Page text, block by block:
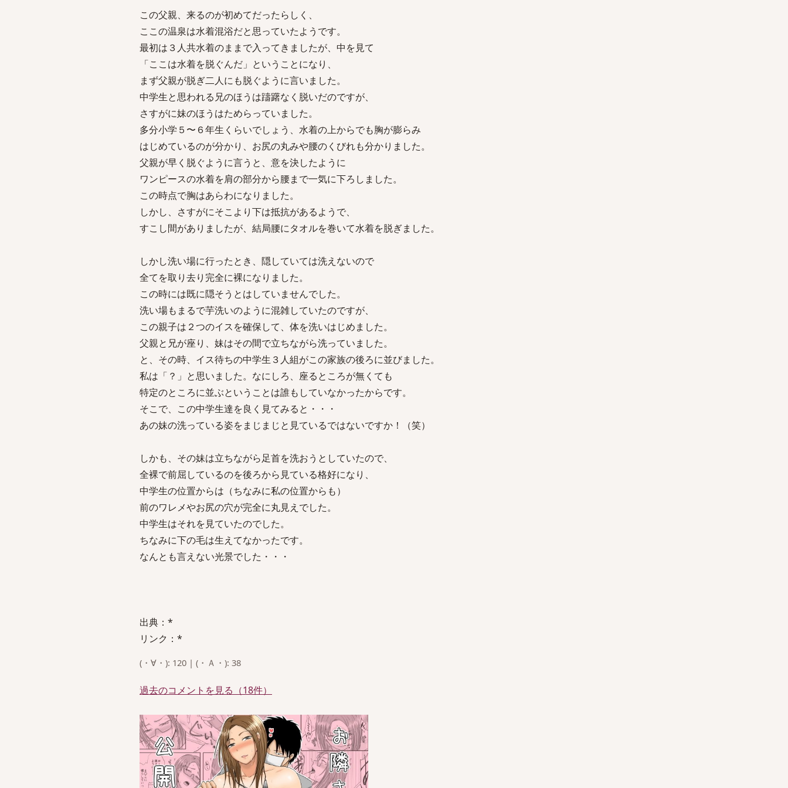
この父親、来るのが初めてだったらしく、
ここの温泉は水着混浴だと思っていたようです。
最初は３人共水着のままで入ってきましたが、中を見て
「ここは水着を脱ぐんだ」ということになり、
まず父親が脱ぎ二人にも脱ぐように言いました。
中学生と思われる兄のほうは躊躇なく脱いだのですが、
さすがに妹のほうはためらっていました。
多分小学５〜６年生くらいでしょう、水着の上からでも胸が膨らみ
はじめているのが分かり、お尻の丸みや腰のくびれも分かりました。
父親が早く脱ぐように言うと、意を決したように
ワンピースの水着を肩の部分から腰まで一気に下ろしました。
この時点で胸はあらわになりました。
しかし、さすがにそこより下は抵抗があるようで、
すこし間がありましたが、結局腰にタオルを巻いて水着を脱ぎました。
しかし洗い場に行ったとき、隠していては洗えないので
全てを取り去り完全に裸になりました。
この時には既に隠そうとはしていませんでした。
洗い場もまるで芋洗いのように混雑していたのですが、
この親子は２つのイスを確保して、体を洗いはじめました。
父親と兄が座り、妹はその間で立ちながら洗っていました。
と、その時、イス待ちの中学生３人組がこの家族の後ろに並びました。
私は「？」と思いました。なにしろ、座るところが無くても
特定のところに並ぶということは誰もしていなかったからです。
そこで、この中学生達を良く見てみると・・・
あの妹の洗っている姿をまじまじと見ているではないですか！（笑）
しかも、その妹は立ちながら足首を洗おうとしていたので、
全裸で前屈しているのを後ろから見ている格好になり、
中学生の位置からは（ちなみに私の位置からも）
前のワレメやお尻の穴が完全に丸見えでした。
中学生はそれを見ていたのでした。
ちなみに下の毛は生えてなかったです。
なんとも言えない光景でした・・・
出典：*
リンク：*
(・∀・): 120 | (・Ａ・): 38
過去のコメントを見る（18件）